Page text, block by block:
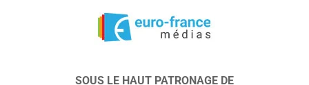
SOUS LE HAUT PATRONAGE DE